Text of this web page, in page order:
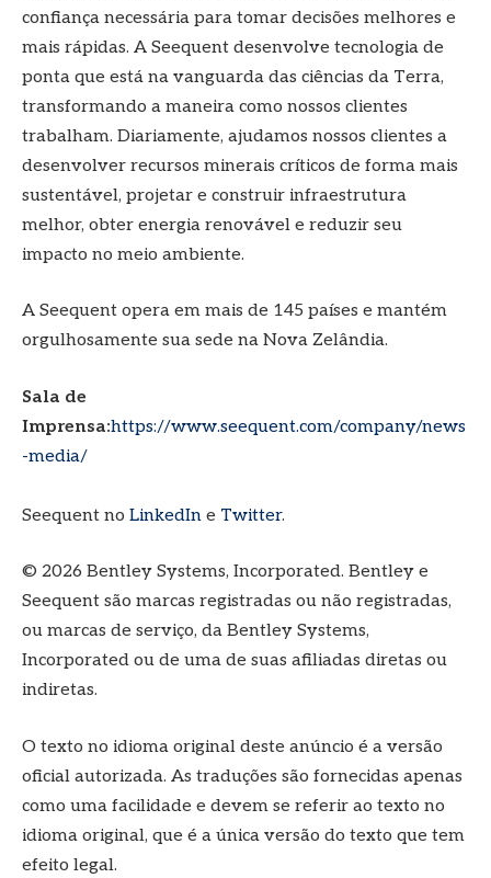
confiança necessária para tomar decisões melhores e
mais rápidas. A Seequent desenvolve tecnologia de
ponta que está na vanguarda das ciências da Terra,
transformando a maneira como nossos clientes
trabalham. Diariamente, ajudamos nossos clientes a
desenvolver recursos minerais críticos de forma mais
sustentável, projetar e construir infraestrutura
melhor, obter energia renovável e reduzir seu
impacto no meio ambiente.
A Seequent opera em mais de 145 países e mantém
orgulhosamente sua sede na Nova Zelândia.
Sala de
Imprensa:https://www.seequent.com/company/news
-media/
Seequent no LinkedIn e Twitter.
© 2026 Bentley Systems, Incorporated. Bentley e
Seequent são marcas registradas ou não registradas,
ou marcas de serviço, da Bentley Systems,
Incorporated ou de uma de suas afiliadas diretas ou
indiretas.
O texto no idioma original deste anúncio é a versão
oficial autorizada. As traduções são fornecidas apenas
como uma facilidade e devem se referir ao texto no
idioma original, que é a única versão do texto que tem
efeito legal.